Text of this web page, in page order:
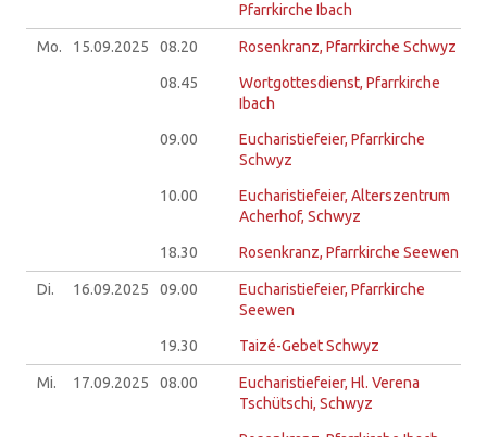
Pfarrkirche Ibach
Mo. 15.09.2025 08.20 Rosenkranz, Pfarrkirche Schwyz
08.45
Wortgottesdienst, Pfarrkirche
Ibach
09.00
Eucharistiefeier, Pfarrkirche
Schwyz
10.00
Eucharistiefeier, Alterszentrum
Acherhof, Schwyz
18.30 Rosenkranz, Pfarrkirche Seewen
Di. 16.09.2025 09.00
Eucharistiefeier, Pfarrkirche
Seewen
19.30 Taizé-Gebet Schwyz
Mi. 17.09.2025 08.00
Eucharistiefeier, Hl. Verena
Tschütschi, Schwyz